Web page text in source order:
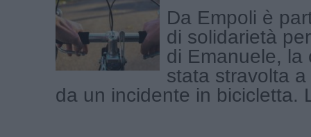
Da Empoli è
di solidarietà
di Emanuele, la
stata stravolta
da un incidente in bicicletta.